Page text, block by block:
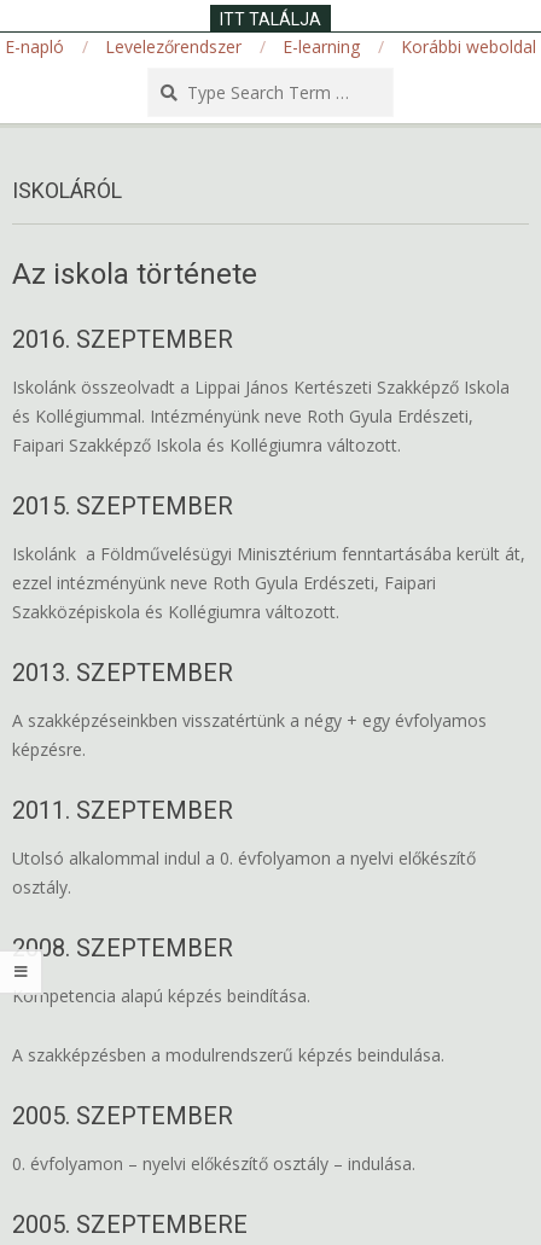
ITT TALÁLJA
E-napló Levelezőrendszer E-learning
Korábbi weboldal
Menu
ISKOLÁRÓL
Az iskola története
2016. SZEPTEMBER
Iskolánk összeolvadt a Lippai János Kertészeti Szakképző Iskola
és Kollégiummal. Intézményünk neve Roth Gyula Erdészeti,
Faipari Szakképző Iskola és Kollégiumra változott.
2015. SZEPTEMBER
Iskolánk a Földművelésügyi Minisztérium fenntartásába került át,
ezzel intézményünk neve Roth Gyula Erdészeti, Faipari
Szakközépiskola és Kollégiumra változott.
2013. SZEPTEMBER
A szakképzéseinkben visszatértünk a négy + egy évfolyamos
képzésre.
2011. SZEPTEMBER
Utolsó alkalommal indul a 0. évfolyamon a nyelvi előkészítő
osztály.
2008. SZEPTEMBER
Kompetencia alapú képzés beindítása.
A szakképzésben a modulrendszerű képzés beindulása.
2005. SZEPTEMBER
0. évfolyamon – nyelvi előkészítő osztály – indulása.
2005. SZEPTEMBERE